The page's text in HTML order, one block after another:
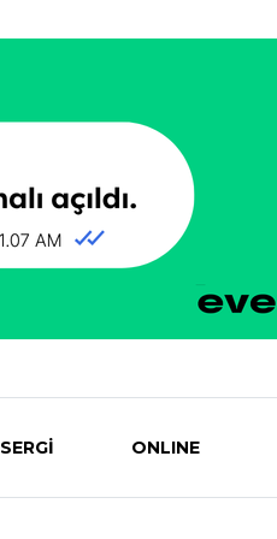
SERGİ ONLINE